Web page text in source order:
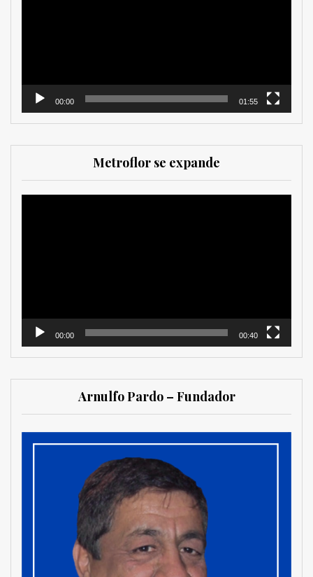
00:00 01:55
Metroflor se expande
00:00 00:40
Arnulfo Pardo – Fundador